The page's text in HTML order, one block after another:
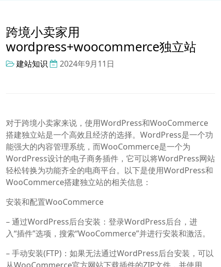
跨境小卖家用
wordpress+woocommerce独立站
建站知识 2024年9月11日
对于跨境小卖家来说，使用WordPress和WooCommerce
搭建独立站是一个高效且经济的选择。WordPress是一个功
能强大的内容管理系统，而WooCommerce是一个为
WordPress设计的电子商务插件，它可以将WordPress网站
轻松转换为功能齐全的电商平台。以下是使用WordPress和
WooCommerce搭建独立站的相关信息：
安装和配置WooCommerce
– 通过WordPress后台安装：登录WordPress后台，进
入“插件”选项，搜索“WooCommerce”并进行安装和激活。
– 手动安装(FTP)：如果无法通过WordPress后台安装，可以